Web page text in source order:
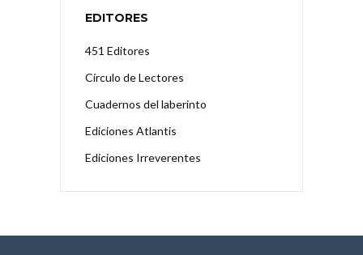
EDITORES
451 Editores
Círculo de Lectores
Cuadernos del laberinto
Ediciones Atlantis
Ediciones Irreverentes